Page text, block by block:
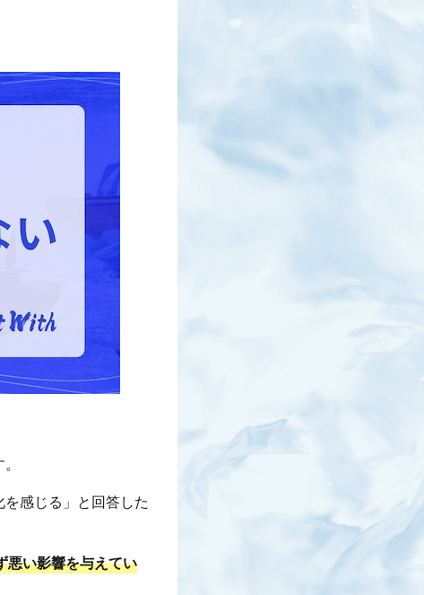
感じる」と回答した
悪い影響を与えてい